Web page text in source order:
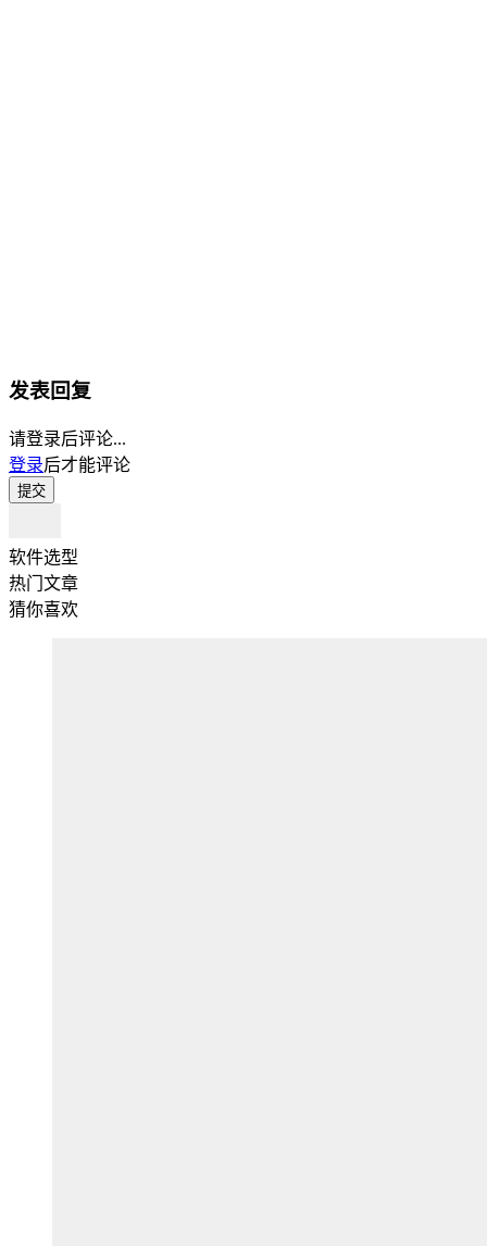
发表回复
请登录后评论...
登录后才能评论
提交
软件选型
热门文章
猜你喜欢